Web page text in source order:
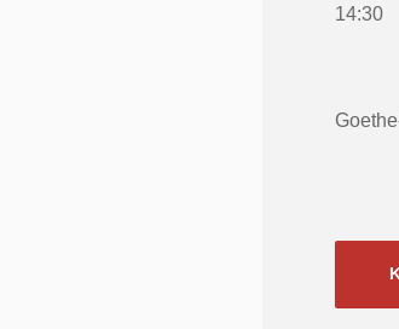
14:30